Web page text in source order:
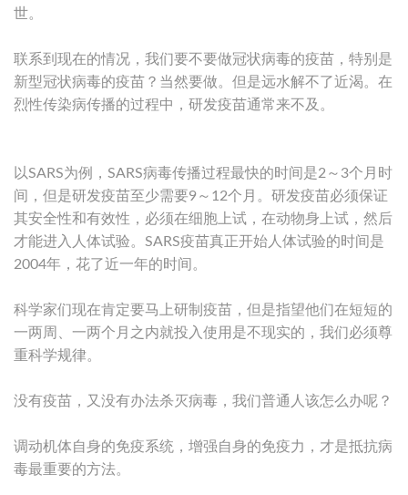
世。
联系到现在的情况，我们要不要做冠状病毒的疫苗，特别是
新型冠状病毒的疫苗？当然要做。但是远水解不了近渴。在
烈性传染病传播的过程中，研发疫苗通常来不及。
以SARS为例，SARS病毒传播过程最快的时间是2～3个月时
间，但是研发疫苗至少需要9～12个月。研发疫苗必须保证
其安全性和有效性，必须在细胞上试，在动物身上试，然后
才能进入人体试验。SARS疫苗真正开始人体试验的时间是
2004年，花了近一年的时间。
科学家们现在肯定要马上研制疫苗，但是指望他们在短短的
一两周、一两个月之内就投入使用是不现实的，我们必须尊
重科学规律。
没有疫苗，又没有办法杀灭病毒，我们普通人该怎么办呢？
调动机体自身的免疫系统，增强自身的免疫力，才是抵抗病
毒最重要的方法。